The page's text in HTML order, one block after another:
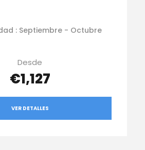
: Septiembre - Octubre
Desde
€1,127
VER DETALLES